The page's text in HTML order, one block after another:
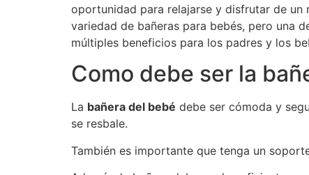
oportunidad para relajarse y disfrutar de un
variedad de bañeras para bebés, pero una
múltiples beneficios para los padres y los
Como debe ser la
La bañera del bebé debe ser cómoda y
se resbale.
También es importante que tenga un